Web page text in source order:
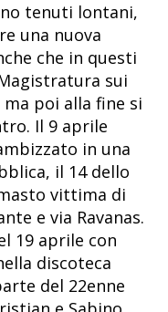
tenuti lontani,
una nuova
che in questi
sui
poi alla fine si
Il 9 aprile
in una
il 14 dello
vittima di
e via Ravanas.
19 aprile con
discoteca
del 22enne